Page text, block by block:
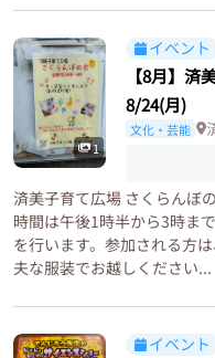
1
イベント
【8月】済
8/24(月)
文化・芸能
済美子育て広場 さくらんぼ
時間は午後1時半から3時ま
を行います。参加される方
夫な服装でお越しください...
イベント